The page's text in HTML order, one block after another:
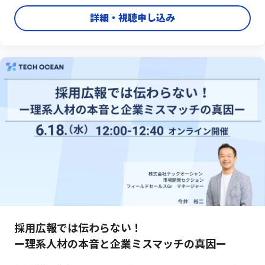
詳細・視聴申し込み
採用広報では伝わらない！
ー理系人材の本音と企業ミスマッチの真因ー